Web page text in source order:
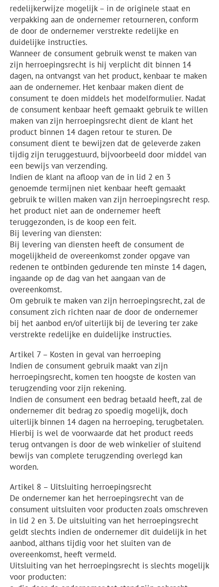
redelijkerwijze mogelijk – in de originele staat en
verpakking aan de ondernemer retourneren, conform
de door de ondernemer verstrekte redelijke en
duidelijke instructies.
Wanneer de consument gebruik wenst te maken van
zijn herroepingsrecht is hij verplicht dit binnen 14
dagen, na ontvangst van het product, kenbaar te maken
aan de ondernemer. Het kenbaar maken dient de
consument te doen middels het modelformulier. Nadat
de consument kenbaar heeft gemaakt gebruik te willen
maken van zijn herroepingsrecht dient de klant het
product binnen 14 dagen retour te sturen. De
consument dient te bewijzen dat de geleverde zaken
tijdig zijn teruggestuurd, bijvoorbeeld door middel van
een bewijs van verzending.
Indien de klant na afloop van de in lid 2 en 3
genoemde termijnen niet kenbaar heeft gemaakt
gebruik te willen maken van zijn herroepingsrecht resp.
het product niet aan de ondernemer heeft
teruggezonden, is de koop een feit.
Bij levering van diensten:
Bij levering van diensten heeft de consument de
mogelijkheid de overeenkomst zonder opgave van
redenen te ontbinden gedurende ten minste 14 dagen,
ingaande op de dag van het aangaan van de
overeenkomst.
Om gebruik te maken van zijn herroepingsrecht, zal de
consument zich richten naar de door de ondernemer
bij het aanbod en/of uiterlijk bij de levering ter zake
verstrekte redelijke en duidelijke instructies.
Artikel 7 – Kosten in geval van herroeping
Indien de consument gebruik maakt van zijn
herroepingsrecht, komen ten hoogste de kosten van
terugzending voor zijn rekening.
Indien de consument een bedrag betaald heeft, zal de
ondernemer dit bedrag zo spoedig mogelijk, doch
uiterlijk binnen 14 dagen na herroeping, terugbetalen.
Hierbij is wel de voorwaarde dat het product reeds
terug ontvangen is door de web winkelier of sluitend
bewijs van complete terugzending overlegd kan
worden.
Artikel 8 – Uitsluiting herroepingsrecht
De ondernemer kan het herroepingsrecht van de
consument uitsluiten voor producten zoals omschreven
in lid 2 en 3. De uitsluiting van het herroepingsrecht
geldt slechts indien de ondernemer dit duidelijk in het
aanbod, althans tijdig voor het sluiten van de
overeenkomst, heeft vermeld.
Uitsluiting van het herroepingsrecht is slechts mogelijk
voor producten: